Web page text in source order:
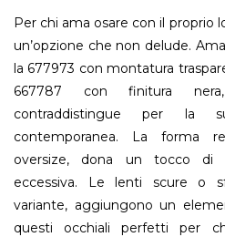
Per chi ama osare con il proprio
un’opzione che non delude.
la 677973 con montatura
667787 con finitura
contraddistingue per la
contemporanea. La forma
oversize, dona un tocco di
eccessiva. Le lenti scure o
variante, aggiungono un
questi occhiali perfetti per